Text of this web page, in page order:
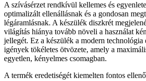
A szívásérzet rendkívül kellemes és
optimalizált ellenállásnak és a gondosan
légáramlásnak. A készülék diszkrét
világítás hiánya tovább növeli a használat
jellegét. Ez a készülék a modern technológia
igények tökéletes ötvözete, amely a
egyetlen, kényelmes csomagban.
A termék eredetiségét kiemelten fontos